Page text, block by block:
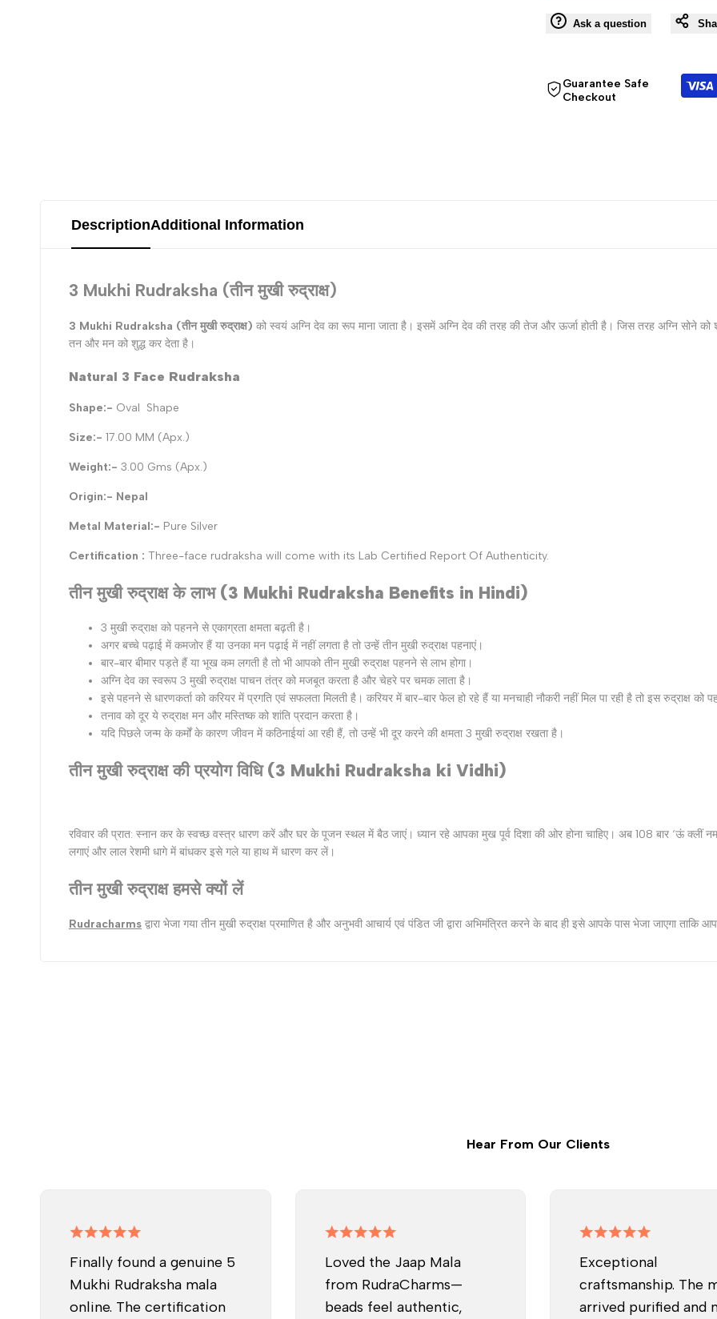
Ask a question
Guarantee Safe
Checkout
DescriptionAdditional Information
3 Mukhi Rudraksha (तीन मुखी रुद्राक्ष)
3 Mukhi Rudraksha (तीन मुखी रुद्राक्ष) को स्‍वयं अग्‍नि देव का रूप माना जाता है। इसमें अग्‍नि देव की तरह की तेज और ऊर्जा होती है। जिस तरह अग्‍नि सोने
तन और मन को शुद्ध कर देता है।
Natural 3 Face Rudraksha
Shape:- Oval Shape
Size:- 17.00 MM (Apx.)
Weight:- 3.00 Gms (Apx.)
Origin:- Nepal
Metal Material:- Pure Silver
Certification : Three-face rudraksha will come with its Lab Certified Report Of Authenticity.
तीन मुखी रुद्राक्ष के लाभ (3 Mukhi Rudraksha Benefits in Hindi)
3 मुखी रुद्राक्ष को पहनने से एकाग्रता क्षमता बढ़ती है।
अगर बच्‍चे पढ़ाई में कमजोर हैं या उनका मन पढ़ाई में नहीं लगता है तो उन्‍हें तीन मुखी रुद्राक्ष पहनाएं।
बार-बार बीमार पड़ते हैं या भूख कम लगती है तो भी आपको तीन मुखी रुद्राक्ष पहनने से लाभ होगा।
अग्नि देव का स्‍वरूप 3 मुखी रुद्राक्ष पाचन तंत्र को मजबूत करता है और चेहरे पर चमक लाता है।
इसे पहनने से धारणकर्ता को करियर में प्रगति एवं सफलता मिलती है। करियर में बार-बार फेल हो रहे हैं या मनचाही नौकरी नहीं मिल पा रही है तो इस रुद्राक्ष को
तनाव को दूर ये रुद्राक्ष मन और मस्तिष्‍क को शांति प्रदान करता है।
यदि पिछले जन्‍म के कर्मों के कारण जीवन में कठिनाईयां आ रही हैं, तो उन्‍हें भी दूर करने की क्षमता 3 मुखी रुद्राक्ष रखता है।
तीन मुखी रुद्राक्ष की प्रयोग विधि (3 Mukhi Rudraksha ki Vidhi)
रविवार की प्रात: स्‍नान कर के स्‍वच्‍छ वस्‍त्र धारण करें और घर के पूजन स्‍थल में बैठ जाएं। ध्‍यान रहे आपका मुख पूर्व दिशा की ओर होना चाहिए। अब 108 बार ‘ऊं क्‍लीं
लगाएं और लाल रेशमी धागे में बांधकर इसे गले या हाथ में धारण कर लें।
तीन मुखी रुद्राक्षहमसे क्‍यों लें
Rudracharms द्वारा भेजा गया तीन मुखी रुद्राक्ष प्रमाणित है और अनुभवी आचार्य एवं पंडित जी द्वारा अभिमंत्रित करने के बाद ही इसे आपके पास भेजा जाएगा
Hear From Our Clients
Finally found a genuine 5
Mukhi Rudraksha mala
online. The certification
Loved the Jaap Mala
from RudraCharms—
beads feel authentic,
Exceptional
craftsmanship. The
arrived purified and